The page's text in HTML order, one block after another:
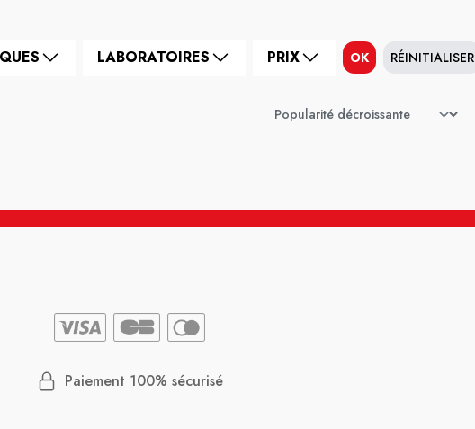
LABORATOIRES PRIX OK RÉINITIALISER
Paiement 100% sécurisé